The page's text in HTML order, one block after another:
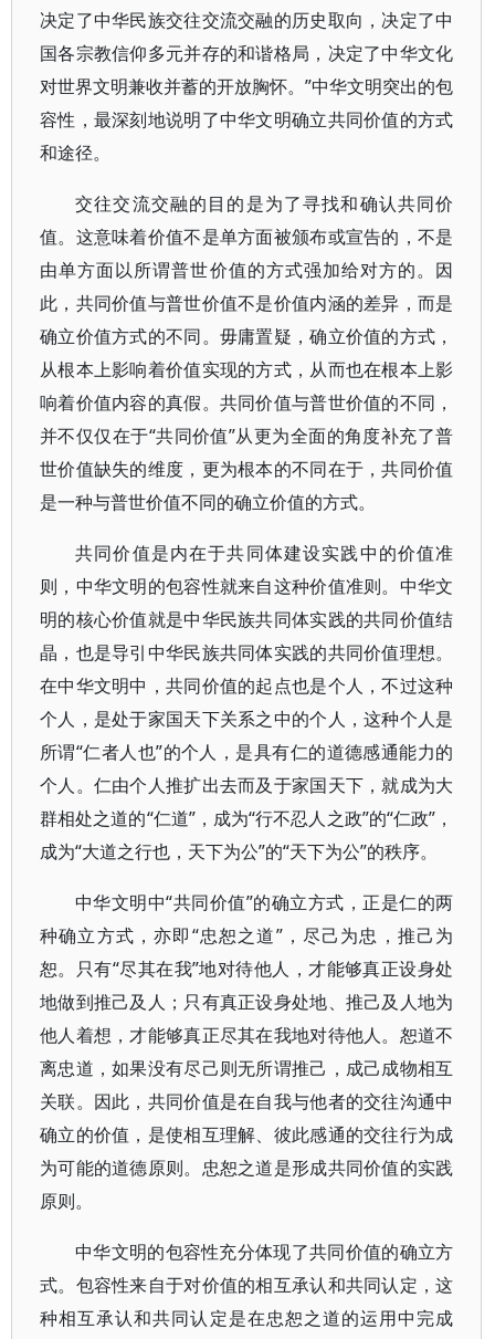
决定了中华民族交往交流交融的历史取向，决定了中
国各宗教信仰多元并存的和谐格局，决定了中华文化
对世界文明兼收并蓄的开放胸怀。”中华文明突出的包
容性，最深刻地说明了中华文明确立共同价值的方式
和途径。
交往交流交融的目的是为了寻找和确认共同价
值。这意味着价值不是单方面被颁布或宣告的，不是
由单方面以所谓普世价值的方式强加给对方的。因
此，共同价值与普世价值不是价值内涵的差异，而是
确立价值方式的不同。毋庸置疑，确立价值的方式，
从根本上影响着价值实现的方式，从而也在根本上影
响着价值内容的真假。共同价值与普世价值的不同，
并不仅仅在于“共同价值”从更为全面的角度补充了普
世价值缺失的维度，更为根本的不同在于，共同价值
是一种与普世价值不同的确立价值的方式。
共同价值是内在于共同体建设实践中的价值准
则，中华文明的包容性就来自这种价值准则。中华文
明的核心价值就是中华民族共同体实践的共同价值结
晶，也是导引中华民族共同体实践的共同价值理想。
在中华文明中，共同价值的起点也是个人，不过这种
个人，是处于家国天下关系之中的个人，这种个人是
所谓“仁者人也”的个人，是具有仁的道德感通能力的
个人。仁由个人推扩出去而及于家国天下，就成为大
群相处之道的“仁道”，成为“行不忍人之政”的“仁政”，
成为“大道之行也，天下为公”的“天下为公”的秩序。
中华文明中“共同价值”的确立方式，正是仁的两
种确立方式，亦即“忠恕之道”，尽己为忠，推己为
恕。只有“尽其在我”地对待他人，才能够真正设身处
地做到推己及人；只有真正设身处地、推己及人地为
他人着想，才能够真正尽其在我地对待他人。恕道不
离忠道，如果没有尽己则无所谓推己，成己成物相互
关联。因此，共同价值是在自我与他者的交往沟通中
确立的价值，是使相互理解、彼此感通的交往行为成
为可能的道德原则。忠恕之道是形成共同价值的实践
原则。
中华文明的包容性充分体现了共同价值的确立方
式。包容性来自于对价值的相互承认和共同认定，这
种相互承认和共同认定是在忠恕之道的运用中完成